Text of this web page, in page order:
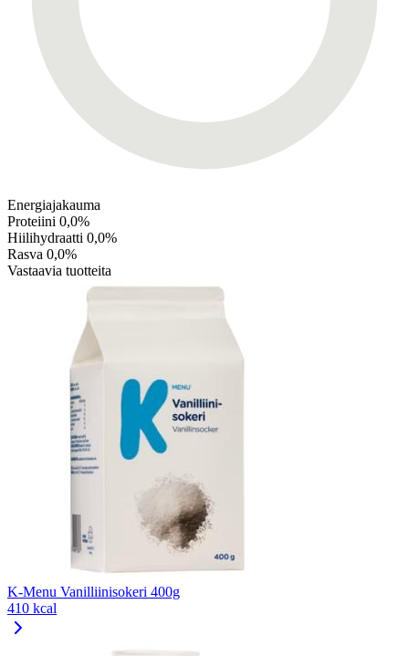
Energiajakauma
Proteiini 0,0%
Hiilihydraatti 0,0%
Rasva 0,0%
Vastaavia tuotteita
K-Menu Vanilliinisokeri 400g
410 kcal